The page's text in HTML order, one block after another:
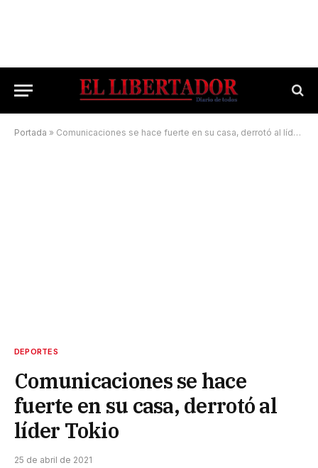
Portada » Comunicaciones se hace fuerte en su casa, derrotó al líder Tokio
DEPORTES
Comunicaciones se hace
fuerte en su casa, derrotó al
líder Tokio
25 de abril de 2021